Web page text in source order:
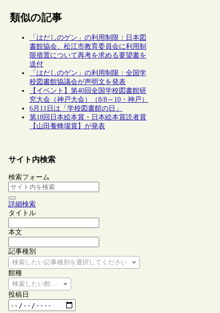
類似の記事
「はだしのゲン」の利用制限：日本図
書館協会、松江市教育委員会に利用制
限措置について再考を求める要望書を
送付
「はだしのゲン」の利用制限：全国学
校図書館協議会が声明文を発表
【イベント】第40回全国学校図書館研
究大会（神戸大会）（8/8～10・神戸）
6月11日は「学校図書館の日」
第18回日本絵本賞・日本絵本賞読者賞
【山田養蜂場賞】が発表
サイト内検索
検索フォーム
詳細検索
タイトル
本文
記事種別
検索したい記事種別を選択してください
館種
検索したい館種を選択してください
投稿日